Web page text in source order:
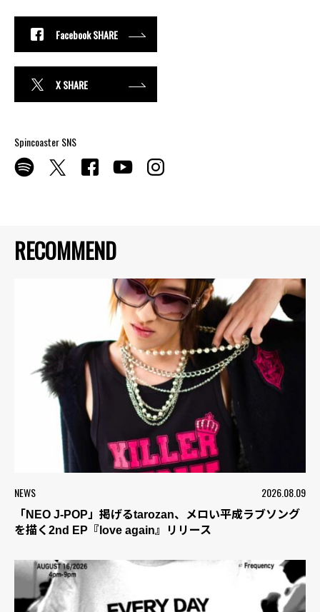
RECOMMEND
NEWS 2026.08.09
「NEO J-POP」掲げるtarozan、メロい平成ラブソング
を描く2nd EP『love again』リリース
Facebook SHARE
X SHARE
Spincoaster SNS